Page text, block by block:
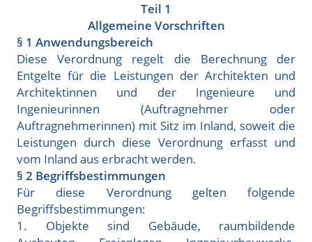
Teil 1
Allgemeine Vorschriften
§ 1 Anwendungsbereich
Diese Verordnung regelt die Berechnung der
Entgelte für die Leistungen der Architekten und
Architektinnen und der Ingenieure und
Ingenieurinnen (Auftragnehmer oder
Auftragnehmerinnen) mit Sitz im Inland, soweit die
Leistungen durch diese Verordnung erfasst und
vom Inland aus erbracht werden.
§ 2 Begriffsbestimmungen
Für diese Verordnung gelten folgende
Begriffsbestimmungen:
1. Objekte sind Gebäude, raumbildende